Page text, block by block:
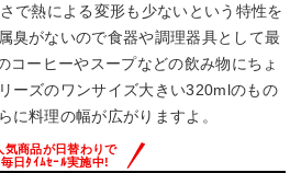
で熱による変形も少ないという特性を
臭がないので食器や調理器具として最
コーヒーやスープなどの飲み物にちょ
ーズのワンサイズ大きい320mlのもの
に料理の幅が広がりますよ。